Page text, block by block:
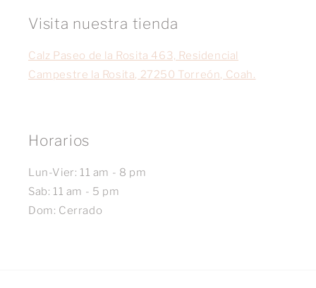
Visita nuestra tienda
Calz Paseo de la Rosita 463, Residencial
Campestre la Rosita, 27250 Torreón, Coah.
Horarios
Lun-Vier: 11 am - 8 pm
Sab: 11 am - 5 pm
Dom: Cerrado